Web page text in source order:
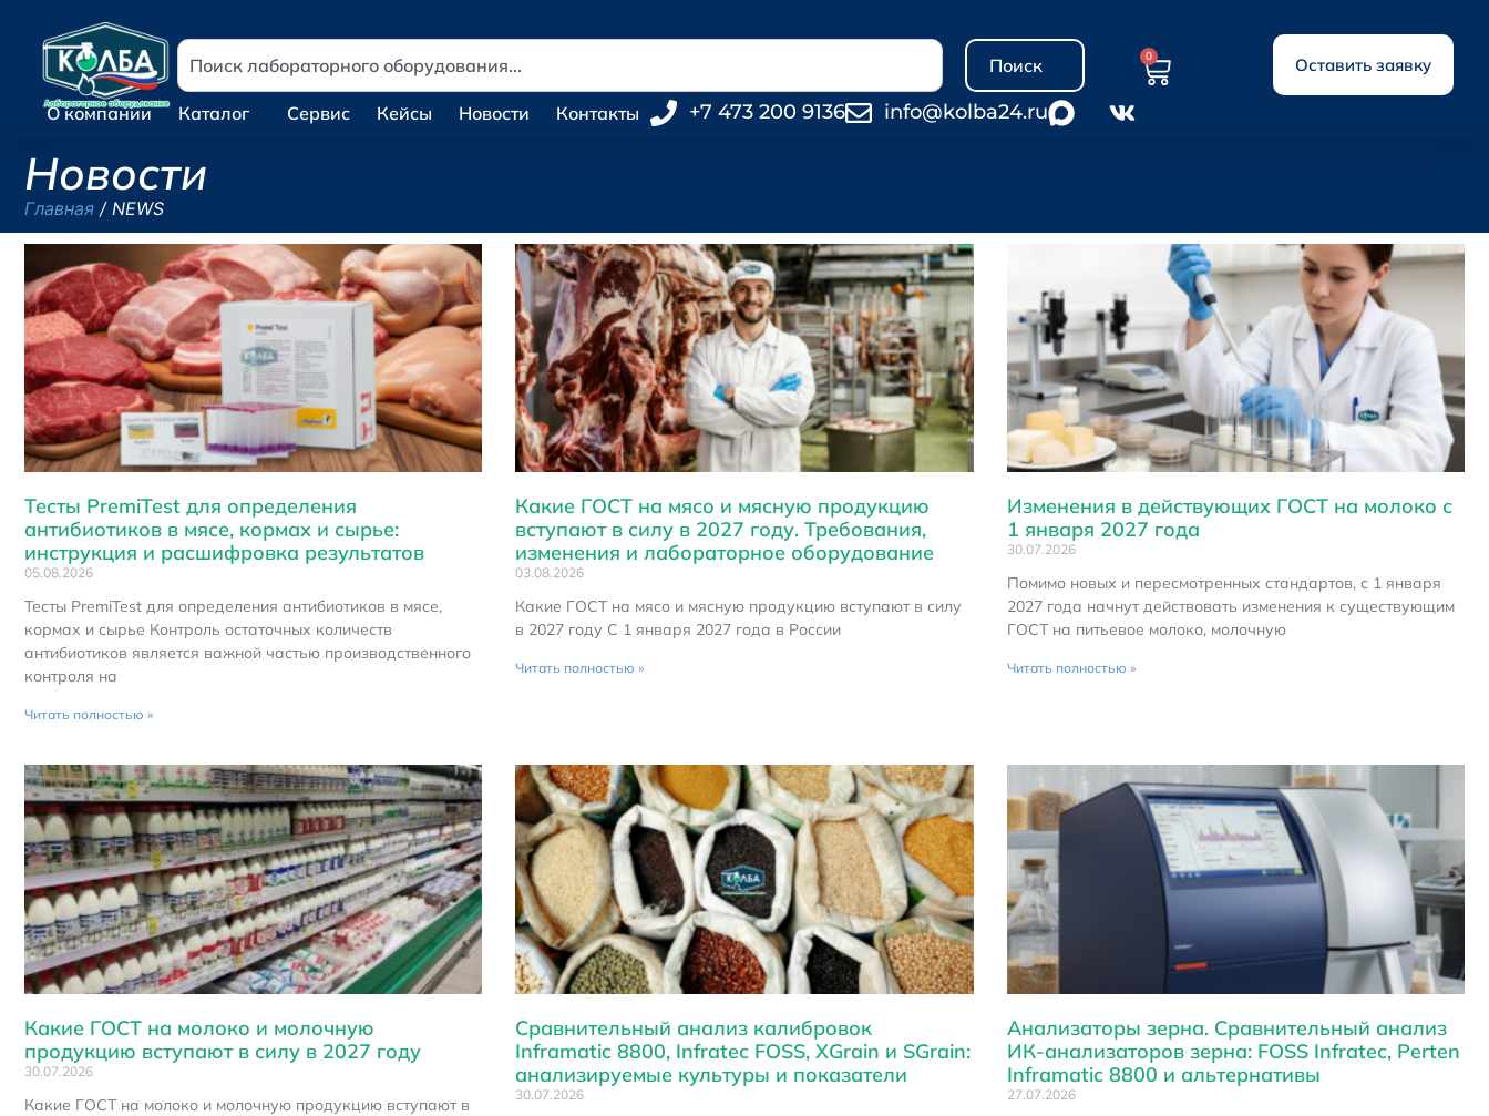
Поиск 0 Оставить заявку
О компании Каталог Сервис Кейсы Новости Контакты +7 473 200 9136 info@kolba24.ru
Новости
Главная / NEWS
Тесты PremiTest для определения
антибиотиков в мясе, кормах и сырье:
инструкция и расшифровка результатов
05.08.2026
Тесты PremiTest для определения антибиотиков в мясе,
кормах и сырье Контроль остаточных количеств
антибиотиков является важной частью производственного
контроля на
Читать полностью »
Какие ГОСТ на мясо и мясную продукцию
вступают в силу в 2027 году. Требования,
изменения и лабораторное оборудование
03.08.2026
Какие ГОСТ на мясо и мясную продукцию вступают в силу
в 2027 году С 1 января 2027 года в России
Читать полностью »
Изменения в действующих ГОСТ на молоко с
1 января 2027 года
30.07.2026
Помимо новых и пересмотренных стандартов, с 1 января
2027 года начнут действовать изменения к существующим
ГОСТ на питьевое молоко, молочную
Читать полностью »
Какие ГОСТ на молоко и молочную
продукцию вступают в силу в 2027 году
30.07.2026
Какие ГОСТ на молоко и молочную продукцию вступают в
Сравнительный анализ калибровок
Inframatic 8800, Infratec FOSS, XGrain и SGrain:
анализируемые культуры и показатели
30.07.2026
Анализаторы зерна. Сравнительный анализ
ИК-анализаторов зерна: FOSS Infratec, Perten
Inframatic 8800 и альтернативы
27.07.2026